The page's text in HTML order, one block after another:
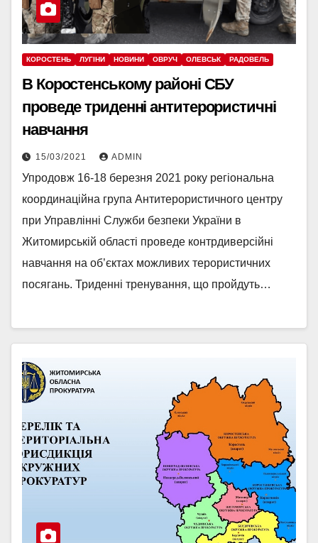
КОРОСТЕНЬ ЛУГІНИ НОВИНИ ОВРУЧ ОЛЕВСЬК РАДОВЕЛЬ
В Коростенському районі СБУ
проведе триденні антитерористичні
навчання
15/03/2021 ADMIN
Упродовж 16-18 березня 2021 року регіональна
координаційна група Антитерористичного центру
при Управлінні Служби безпеки України в
Житомирській області проведе контрдиверсійні
навчання на об’єктах можливих терористичних
посягань. Триденні тренування, що пройдуть…